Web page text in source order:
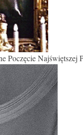
Poczęcie